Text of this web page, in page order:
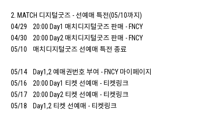
2. MATCH 디지털굿즈 - 선예매 특전(05/10까지)
04/29 20:00 Day1 매치디지털굿즈 판매 - FNCY
04/30 20:00 Day2 매치디지털굿즈 판매 - FNCY
05/10 매치디지털굿즈 선예매 특전 종료
05/14 Day1,2 예매권번호 부여 - FNCY 마이페이지
05/16 20:00 Day1 티켓 선예매 - 티켓링크
05/17 20:00 Day2 티켓 선예매 - 티켓링크
05/18 Day1,2 티켓 선예매 - 티켓링크